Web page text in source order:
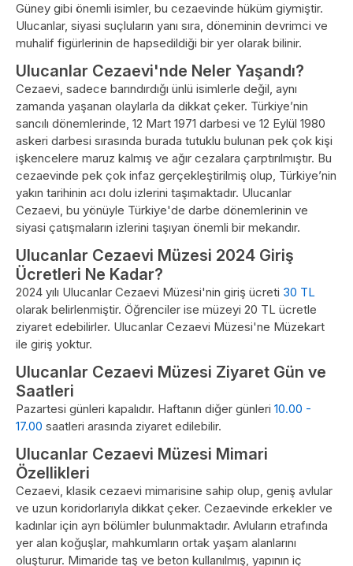
Güney gibi önemli isimler, bu cezaevinde hüküm giymiştir.
Ulucanlar, siyasi suçluların yanı sıra, döneminin devrimci ve
muhalif figürlerinin de hapsedildiği bir yer olarak bilinir.
Ulucanlar Cezaevi'nde Neler Yaşandı?
Cezaevi, sadece barındırdığı ünlü isimlerle değil, aynı
zamanda yaşanan olaylarla da dikkat çeker. Türkiye’nin
sancılı dönemlerinde, 12 Mart 1971 darbesi ve 12 Eylül 1980
askeri darbesi sırasında burada tutuklu bulunan pek çok kişi
işkencelere maruz kalmış ve ağır cezalara çarptırılmıştır. Bu
cezaevinde pek çok infaz gerçekleştirilmiş olup, Türkiye’nin
yakın tarihinin acı dolu izlerini taşımaktadır. Ulucanlar
Cezaevi, bu yönüyle Türkiye'de darbe dönemlerinin ve
siyasi çatışmaların izlerini taşıyan önemli bir mekandır.
Ulucanlar Cezaevi Müzesi 2024 Giriş
Ücretleri Ne Kadar?
2024 yılı Ulucanlar Cezaevi Müzesi'nin giriş ücreti 30 TL
olarak belirlenmiştir. Öğrenciler ise müzeyi 20 TL ücretle
ziyaret edebilirler. Ulucanlar Cezaevi Müzesi'ne Müzekart
ile giriş yoktur.
Ulucanlar Cezaevi Müzesi Ziyaret Gün ve
Saatleri
Pazartesi günleri kapalıdır. Haftanın diğer günleri 10.00 -
17.00 saatleri arasında ziyaret edilebilir.
Ulucanlar Cezaevi Müzesi Mimari
Özellikleri
Cezaevi, klasik cezaevi mimarisine sahip olup, geniş avlular
ve uzun koridorlarıyla dikkat çeker. Cezaevinde erkekler ve
kadınlar için ayrı bölümler bulunmaktadır. Avluların etrafında
yer alan koğuşlar, mahkumların ortak yaşam alanlarını
oluşturur. Mimaride taş ve beton kullanılmış, yapının iç